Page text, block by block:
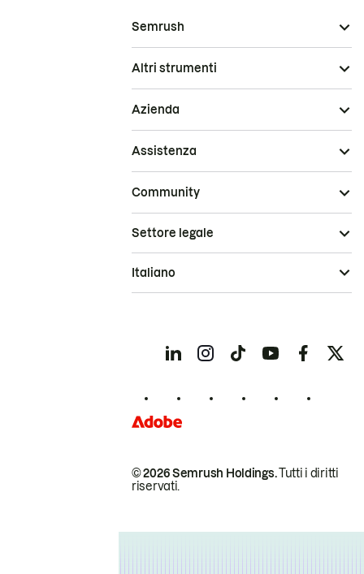
Semrush
Altri strumenti
Azienda
Assistenza
Community
© 2026 Semrush Holdings.Tutti i diritti
riservati.
Settore legale
Italiano